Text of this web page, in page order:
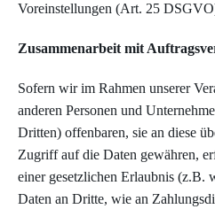
Voreinstellungen (Art. 25
Zusammenarbeit mit
Sofern wir im Rahmen unserer
anderen Personen und
Dritten) offenbaren, sie an diese
Zugriff auf die Daten gewähren,
einer gesetzlichen Erlaubnis (z.B.
Daten an Dritte, wie an